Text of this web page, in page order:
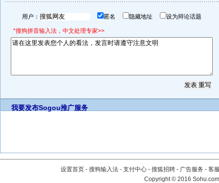
用户： 匿名 隐藏地址 设为辩论话题
*搜狗拼音输入法，中文处理专家>>
我要发布Sogou推广服务
设置首页 - 搜狗输入法 - 支付中心 - 搜狐招聘 - 广告服务 - 客
Copyright©2016